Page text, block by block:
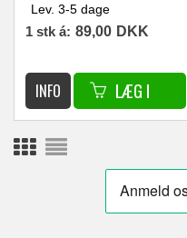
Lev. 3-5 dage
1 stk á: 89,00 DKK